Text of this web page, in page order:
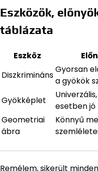
Eszközök,
táblázata
Eszköz
Diszkrimináns
Gyorsan
a gyökök
Gyökképlet
esetben jó
Geometriai
ábra
Könnyű
Remélem, sikerült